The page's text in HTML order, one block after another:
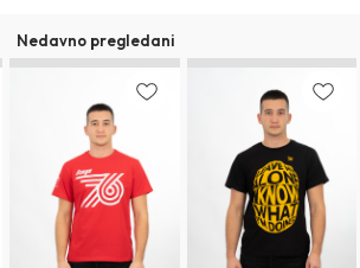
Nedavno pregledani